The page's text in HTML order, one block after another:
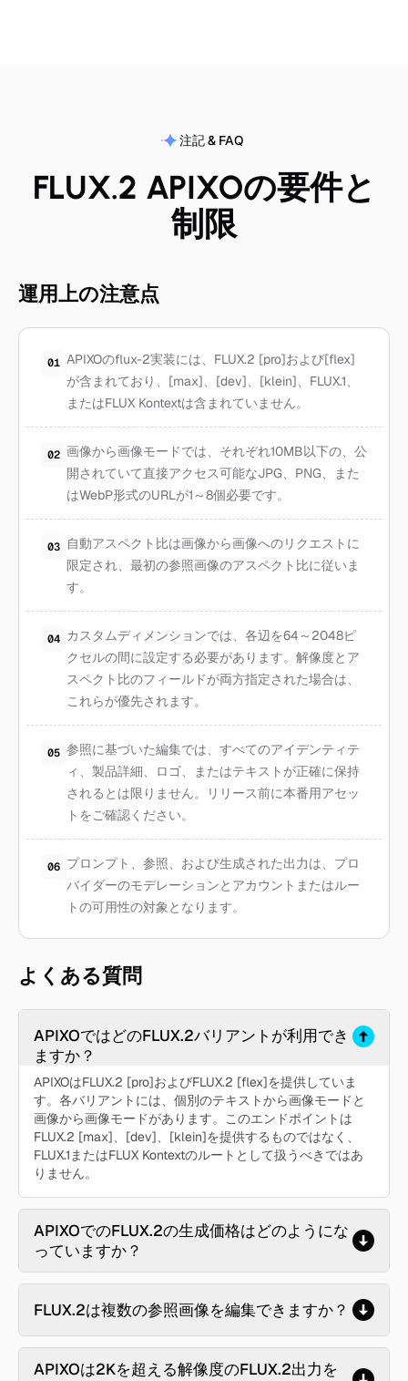
注記 & FAQ
FLUX.2 APIXOの要件と
制限
運用上の注意点
01 APIXOのflux-2実装には、FLUX.2 [pro]および[flex]
が含まれており、[max]、[dev]、[klein]、FLUX.1、
またはFLUX Kontextは含まれていません。
02 画像から画像モードでは、それぞれ10MB以下の、公
開されていて直接アクセス可能なJPG、PNG、また
はWebP形式のURLが1～8個必要です。
03 自動アスペクト比は画像から画像へのリクエストに
限定され、最初の参照画像のアスペクト比に従いま
す。
04 カスタムディメンションでは、各辺を64～2048ピ
クセルの間に設定する必要があります。解像度とア
スペクト比のフィールドが両方指定された場合は、
これらが優先されます。
05 参照に基づいた編集では、すべてのアイデンティテ
ィ、製品詳細、ロゴ、またはテキストが正確に保持
されるとは限りません。リリース前に本番用アセッ
トをご確認ください。
06 プロンプト、参照、および生成された出力は、プロ
バイダーのモデレーションとアカウントまたはルー
トの可用性の対象となります。
よくある質問
APIXOではどのFLUX.2バリアントが利用でき
ますか？
APIXOはFLUX.2 [pro]およびFLUX.2 [flex]を提供していま
す。各バリアントには、個別のテキストから画像モードと
画像から画像モードがあります。このエンドポイントは
FLUX.2 [max]、[dev]、[klein]を提供するものではなく、
FLUX.1またはFLUX Kontextのルートとして扱うべきではあ
りません。
APIXOでのFLUX.2の生成価格はどのようにな
っていますか？
FLUX.2は複数の参照画像を編集できますか？
APIXOは2Kを超える解像度のFLUX.2出力を